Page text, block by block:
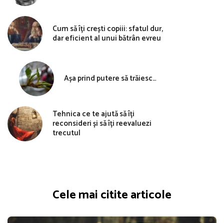
Cum să îți crești copiii: sfatul dur,
dar eficient al unui bătrân evreu
Așa prind putere să trăiesc…
Tehnica ce te ajută să îți
reconsideri și să îți reevaluezi
trecutul
Cele mai citite articole